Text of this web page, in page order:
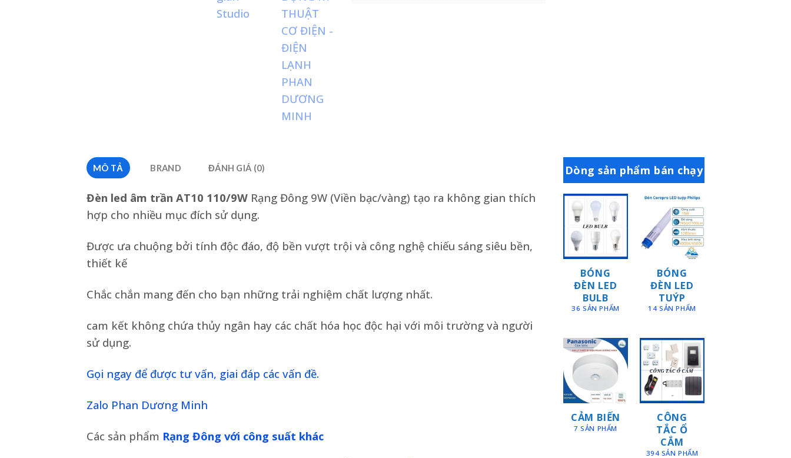
MÔ TẢ BRAND ĐÁNH GIÁ (0)
Đèn led âm trần AT10 110/9W Rạng Đông 9W (Viền bạc/vàng) tạo ra không gian thích
hợp cho nhiều mục đích sử dụng.
Được ưa chuộng bởi tính độc đáo, độ bền vượt trội và công nghệ chiếu sáng siêu bền,
thiết kế
Chắc chắn mang đến cho bạn những trải nghiệm chất lượng nhất.
cam kết không chứa thủy ngân hay các chất hóa học độc hại với môi trường và người
sử dụng.
Gọi ngay để được tư vấn, giai đáp các vấn đề.
Zalo Phan Dương Minh
Các sản phẩm Rạng Đông với công suất khác
Dòng sản phẩm bán chạy
BÓNG
ĐÈN LED
BULB
36 SẢN PHẨM
BÓNG
ĐÈN LED
TUÝP
14 SẢN PHẨM
CẢM BIẾN
7 SẢN PHẨM
CÔNG
TẮC Ổ
CẮM
394 SẢN PHẨM